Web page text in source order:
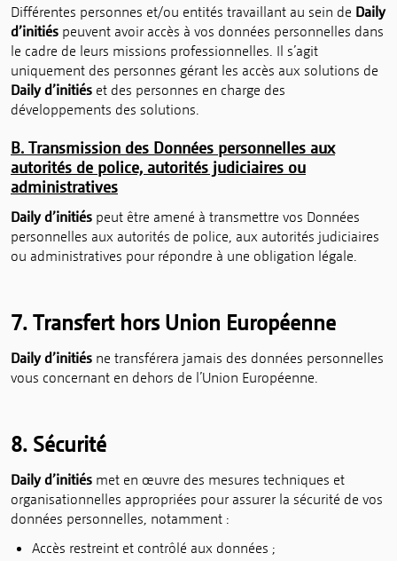
Différentes personnes et/ou entités travaillant au sein de Daily
d’initiés peuvent avoir accès à vos données personnelles dans
le cadre de leurs missions professionnelles. Il s’agit
uniquement des personnes gérant les accès aux solutions de
Daily d’initiés et des personnes en charge des
développements des solutions.
B. Transmission des Données personnelles aux
autorités de police, autorités judiciaires ou
administratives
Daily d’initiés peut être amené à transmettre vos Données
personnelles aux autorités de police, aux autorités judiciaires
ou administratives pour répondre à une obligation légale.
7. Transfert hors Union Européenne
Daily d’initiés ne transférera jamais des données personnelles
vous concernant en dehors de l’Union Européenne.
8. Sécurité
Daily d’initiés met en œuvre des mesures techniques et
organisationnelles appropriées pour assurer la sécurité de vos
données personnelles, notamment :
Accès restreint et contrôlé aux données ;